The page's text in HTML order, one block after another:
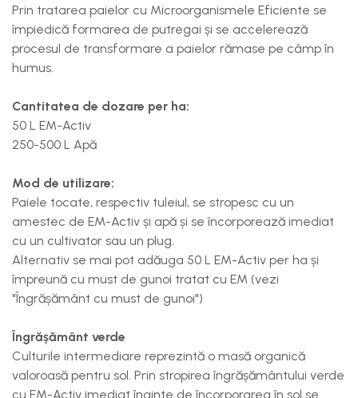
Prin tratarea paielor cu Microorganismele Eficiente se
împiedică formarea de putregai și se accelerează
procesul de transformare a paielor rămase pe câmp în
humus.
Cantitatea de dozare per ha:
50 L EM-Activ
250-500 L Apă
Mod de utilizare:
Paiele tocate, respectiv tuleiul, se stropesc cu un
amestec de EM-Activ și apă și se încorporează imediat
cu un cultivator sau un plug.
Alternativ se mai pot adăuga 50 L EM-Activ per ha și
împreună cu must de gunoi tratat cu EM (vezi
"Îngrășământ cu must de gunoi")
Îngrășământ verde
Culturile intermediare reprezintă o masă organică
valoroasă pentru sol. Prin stropirea îngrășământului verde
cu EM-Activ imediat înainte de încorporarea în sol se